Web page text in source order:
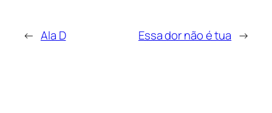
← Ala D Essa dor não é tua →